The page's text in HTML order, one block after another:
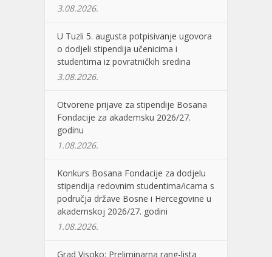
3.08.2026.
U Tuzli 5. augusta potpisivanje ugovora
o dodjeli stipendija učenicima i
studentima iz povratničkih sredina
3.08.2026.
Otvorene prijave za stipendije Bosana
Fondacije za akademsku 2026/27.
godinu
1.08.2026.
Konkurs Bosana Fondacije za dodjelu
stipendija redovnim studentima/icama s
područja države Bosne i Hercegovine u
akademskoj 2026/27. godini
1.08.2026.
Grad Visoko: Preliminarna rang-lista